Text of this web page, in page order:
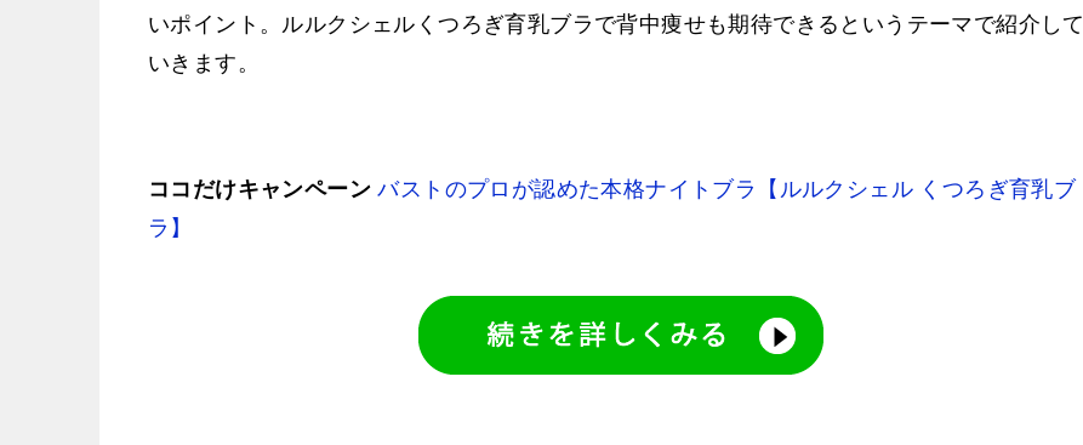
いポイント。ルルクシェルくつろぎ育乳ブラで背中痩せも期待できるというテーマで紹介して
いきます。
ココだけキャンペーン バストのプロが認めた本格ナイトブラ【ルルクシェル くつろぎ育乳ブ
ラ】